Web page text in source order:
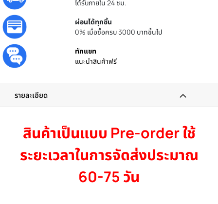
ได้รับภายใน 24 ชม.
ผ่อนได้ทุกชิ้น
0% เมื่อซื้อครบ 3000 บาทขึ้นไป
ทักแชท
แนะนำสินค้าฟรี
รายละเอียด
สินค้าเป็นแบบ Pre-order ใช้
ระยะเวลาในการจัดส่งประมาณ
60-75 วัน